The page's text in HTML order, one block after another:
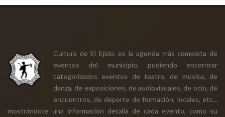
Cultura de El Ejido, es la agenda más completa de
eventos del municipio, pudiendo encontrar
categorizados eventos de teatro, de música, de
danza, de exposiciones, de audiovisuales, de ocio, de
encuentros, de deporte de formación, locales, etc...
mostrándote una información detalla de cada evento, como su